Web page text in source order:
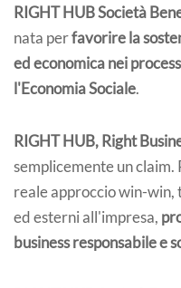
RIGHT HUB Società
nata perfavorire la
ed economica nei
l'Economia Sociale.
RIGHT HUB, Right
semplicemente un
reale approccio win-
ed esterni all'impresa,
business responsabile e